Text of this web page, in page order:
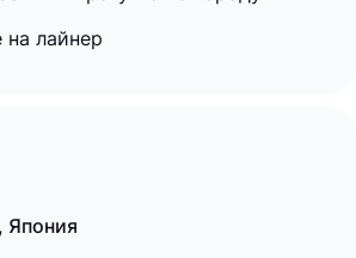
лайнер
Япония